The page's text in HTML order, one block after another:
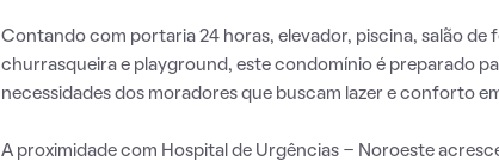
Contando com portaria 24 horas, elevador, piscina, salão de
churrasqueira e playground, este condomínio é preparado
necessidades dos moradores que buscam lazer e conforto
A proximidade com Hospital de Urgências - Noroeste